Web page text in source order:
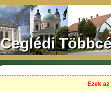
Ceglédi
Ezek